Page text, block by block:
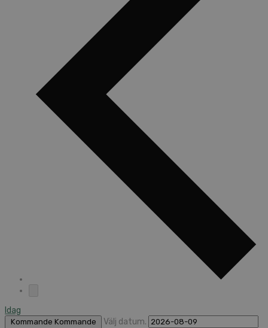
Idag
Kommande Kommande Välj datum.